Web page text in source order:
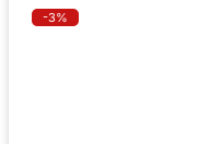
-3%